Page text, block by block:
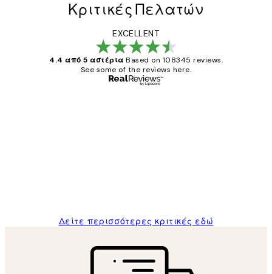
Κριτικές Πελατών
EXCELLENT
4.4 από 5 αστέρια Based on 108345 reviews.
See some of the reviews here.
Δείτε περισσότερες κριτικές εδώ